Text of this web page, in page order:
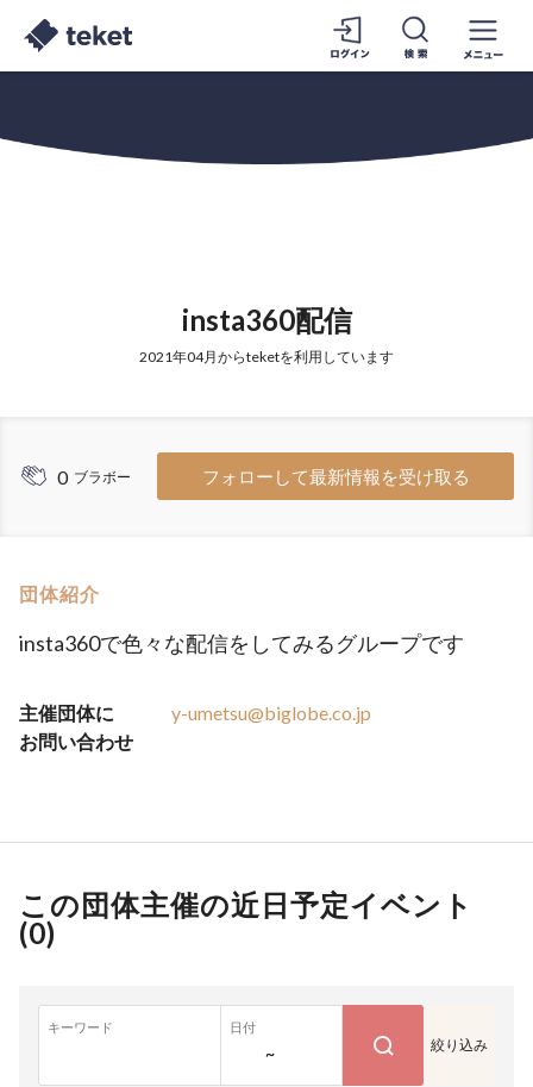
insta360配信
2021年04月からteketを利用しています
0 ブラボー フォローして最新情報を受け取る
団体紹介
insta360で色々な配信をしてみるグループです
主催団体に
お問い合わせ
y-umetsu@biglobe.co.jp
この団体主催の近日予定イベント
(0)
キーワード 日付
~ 絞り込み